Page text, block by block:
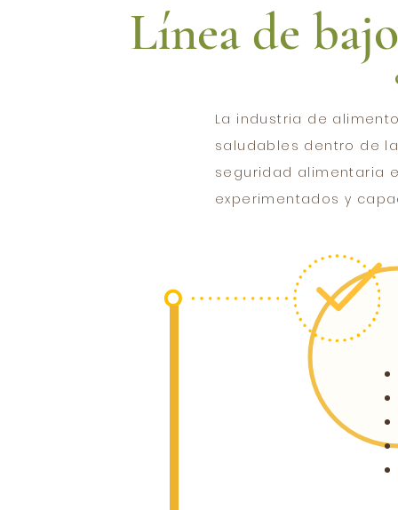
Línea de
La industria de
saludables dentro de
seguridad alimentaria
experimentados y